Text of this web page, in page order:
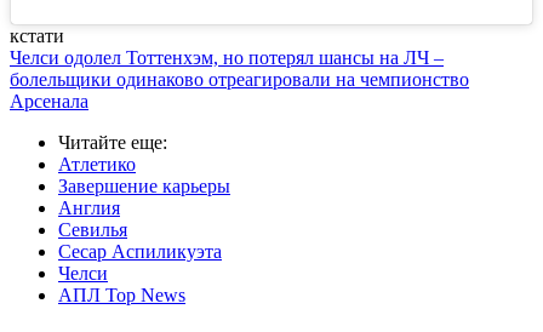
кстати
Челси одолел Тоттенхэм, но потерял шансы на ЛЧ –
болельщики одинаково отреагировали на чемпионство
Арсенала
Читайте еще:
Атлетико
Завершение карьеры
Англия
Севилья
Сесар Аспиликуэта
Челси
АПЛ Top News